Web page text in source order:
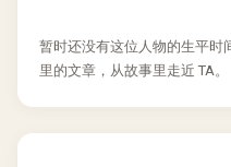
暂时还没有这位人物的生平时
里的文章，从故事里走近 TA。